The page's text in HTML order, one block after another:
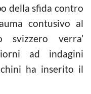
della sfida contro
contusivo al
svizzero verra’
ad indagini
ha inserito il